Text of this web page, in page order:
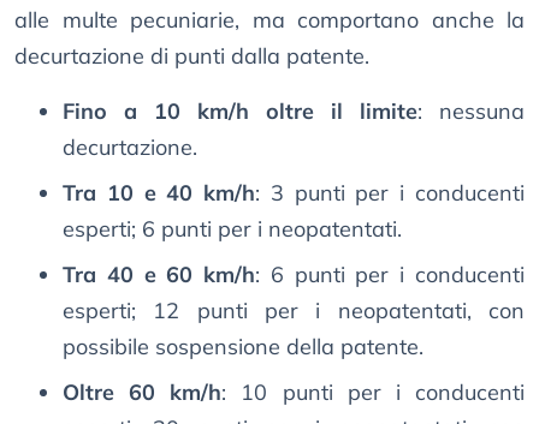
alle multe pecuniarie, ma comportano anche la
decurtazione di punti dalla patente.
Fino a 10 km/h oltre il limite: nessuna
decurtazione.
Tra 10 e 40 km/h: 3 punti per i conducenti
esperti; 6 punti per i neopatentati.
Tra 40 e 60 km/h: 6 punti per i conducenti
esperti; 12 punti per i neopatentati, con
possibile sospensione della patente.
Oltre 60 km/h: 10 punti per i conducenti